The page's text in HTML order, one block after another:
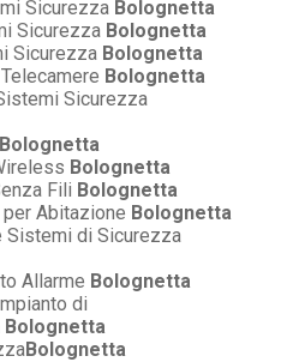
Sicurezza Bolognetta
Sicurezza Bolognetta
Sicurezza Bolognetta
Bolognetta
Sicurezza
Bolognetta
Bolognetta
Fili Bolognetta
Abitazione Bolognetta
Sistemi di Sicurezza
Allarme Bolognetta
di
Bolognetta
Bolognetta